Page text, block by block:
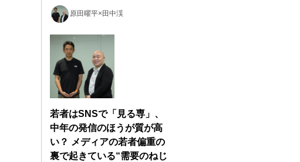
原田曜平×田中渓
若者はSNSで「見る専」、
中年の発信のほうが質が高
い？ メディアの若者偏重の
裏で起きている“需要のねじ